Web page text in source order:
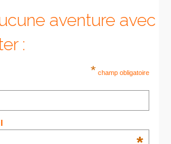
aventure avec
:
* champ obligatoire